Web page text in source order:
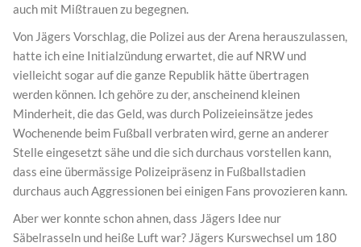
auch mit Mißtrauen zu begegnen.
Von Jägers Vorschlag, die Polizei aus der Arena herauszulassen,
hatte ich eine Initialzündung erwartet, die auf NRW und
vielleicht sogar auf die ganze Republik hätte übertragen
werden können. Ich gehöre zu der, anscheinend kleinen
Minderheit, die das Geld, was durch Polizeieinsätze jedes
Wochenende beim Fußball verbraten wird, gerne an anderer
Stelle eingesetzt sähe und die sich durchaus vorstellen kann,
dass eine übermässige Polizeipräsenz in Fußballstadien
durchaus auch Aggressionen bei einigen Fans provozieren kann.
Aber wer konnte schon ahnen, dass Jägers Idee nur
Säbelrasseln und heiße Luft war? Jägers Kurswechsel um 180